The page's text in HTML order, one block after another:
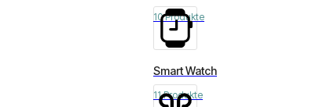
10 Produkte
Smart Watch
11 Produkte